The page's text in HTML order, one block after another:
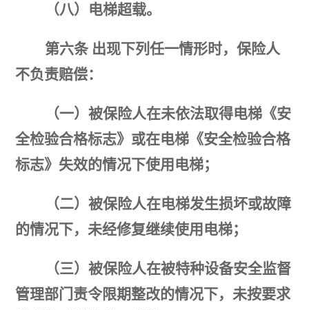
（八）电梯超载。
第六条 出现下列任一情形时，保险人
不负责赔偿：
（一）被保险人在未依法取得电梯《安
全检验合格标志》或在电梯《安全检验合格
标志》失效的情况下使用电梯；
（二）被保险人在电梯发生损坏或故障
的情况下，未经修复继续使用电梯；
（三）被保险人在被特种设备安全监督
管理部门责令限期整改的情况下，未按要求